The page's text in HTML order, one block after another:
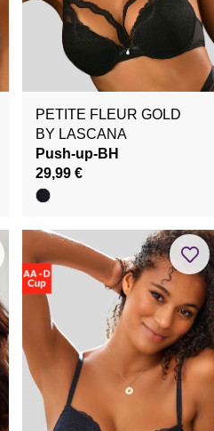
PETITE FLEUR GOLD
BY LASCANA
Push-up-BH
29,99 €